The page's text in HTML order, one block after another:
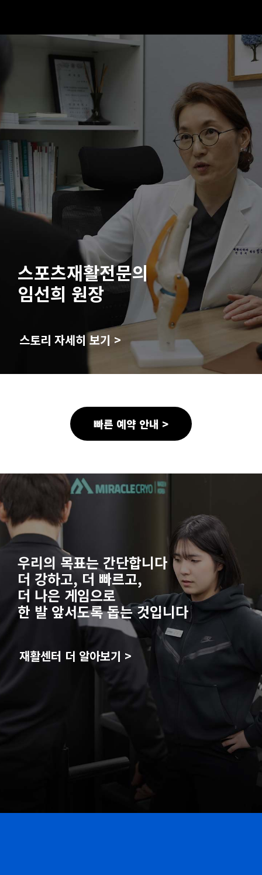
스포츠재활전문의
임선희 원장
스토리 자세히 보기 >
빠른 예약 안내 >
우리의 목표는 간단합니다
더 강하고, 더 빠르고,
더 나은 게임으로
한 발 앞서도록 돕는 것입니다
재활센터 더 알아보기 >